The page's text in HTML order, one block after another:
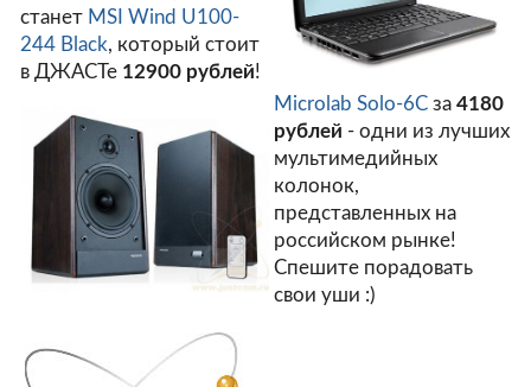
станет MSI Wind U100-
244 Black, который стоит
в ДЖАСТе 12900 рублей!
Microlab Solo-6C за 4180
рублей - одни из лучших
мультимедийных
колонок,
представленных на
российском рынке!
Спешите порадовать
свои уши :)